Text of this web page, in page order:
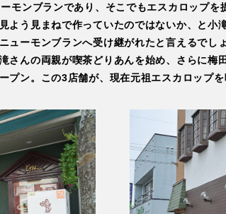
モンブランであり、そこでもエスカロップ
よう見まねで作っていたのではないか、と小
ューモンブランへ受け継がれたと言えるでしょ
さんの両親が喫茶どりあんを始め、さらに梅
プン。この3店舗が、現在元祖エスカロップを